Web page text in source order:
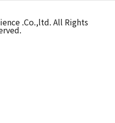
.Co.,ltd. All Rights